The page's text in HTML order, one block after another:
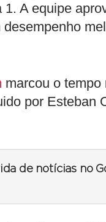
A equipe
marcou o
por Esteban
de notícias no